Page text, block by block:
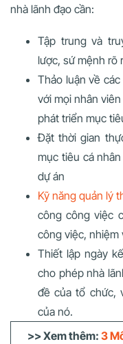
nhà lãnh đạo cần:
Tập trung và
lược, sứ mệnh rõ
Thảo luận về
với mọi nhân
phát triển mục
Đặt thời gian
mục tiêu cá
dự án
Kỹ năng quản lý
công công việc
công việc, nhiệm
Thiết lập ngày
cho phép nhà
đề của tổ chức,
của nó.
>> Xem thêm: 3